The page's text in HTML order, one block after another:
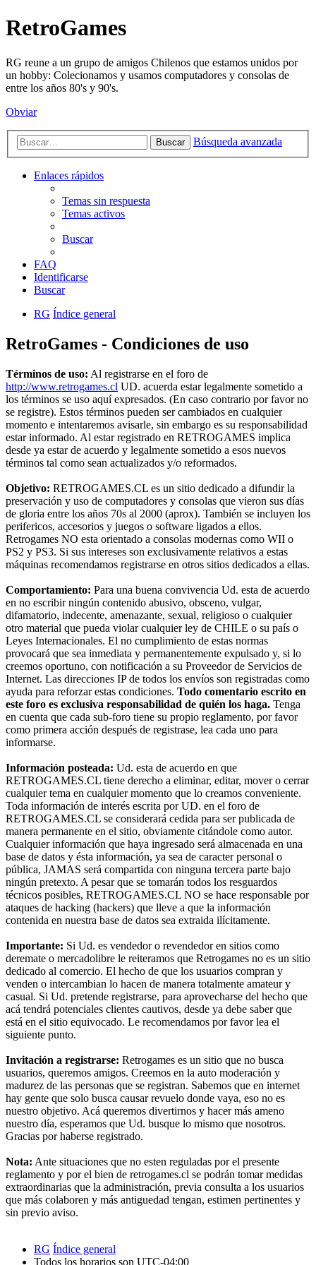
RetroGames
RG reune a un grupo de amigos Chilenos que estamos unidos por
un hobby: Colecionamos y usamos computadores y consolas de
entre los años 80's y 90's.
Obviar
Buscar Búsqueda avanzada
Enlaces rápidos
Temas sin respuesta
Temas activos
Buscar
FAQ
Identificarse
Buscar
RG Índice general
RetroGames - Condiciones de uso
Términos de uso: Al registrarse en el foro de
http://www.retrogames.cl UD. acuerda estar legalmente sometido a
los términos se uso aquí expresados. (En caso contrario por favor no
se registre). Estos términos pueden ser cambiados en cualquier
momento e intentaremos avisarle, sin embargo es su responsabilidad
estar informado. Al estar registrado en RETROGAMES implica
desde ya estar de acuerdo y legalmente sometido a esos nuevos
términos tal como sean actualizados y/o reformados.
Objetivo: RETROGAMES.CL es un sitio dedicado a difundir la
preservación y uso de computadores y consolas que vieron sus días
de gloria entre los años 70s al 2000 (aprox). También se incluyen los
perifericos, accesorios y juegos o software ligados a ellos.
Retrogames NO esta orientado a consolas modernas como WII o
PS2 y PS3. Si sus intereses son exclusivamente relativos a estas
máquinas recomendamos registrarse en otros sitios dedicados a ellas.
Comportamiento: Para una buena convivencia Ud. esta de acuerdo
en no escribir ningún contenido abusivo, obsceno, vulgar,
difamatorio, indecente, amenazante, sexual, religioso o cualquier
otro material que pueda violar cualquier ley de CHILE o su país o
Leyes Internacionales. El no cumplimiento de estas normas
provocará que sea inmediata y permanentemente expulsado y, si lo
creemos oportuno, con notificación a su Proveedor de Servicios de
Internet. Las direcciones IP de todos los envíos son registradas como
ayuda para reforzar estas condiciones. Todo comentario escrito en
este foro es exclusiva responsabilidad de quién los haga. Tenga
en cuenta que cada sub-foro tiene su propio reglamento, por favor
como primera acción después de registrase, lea cada uno para
informarse.
Información posteada: Ud. esta de acuerdo en que
RETROGAMES.CL tiene derecho a eliminar, editar, mover o cerrar
cualquier tema en cualquier momento que lo creamos conveniente.
Toda información de interés escrita por UD. en el foro de
RETROGAMES.CL se considerará cedida para ser publicada de
manera permanente en el sitio, obviamente citándole como autor.
Cualquier información que haya ingresado será almacenada en una
base de datos y ésta información, ya sea de caracter personal o
pública, JAMAS será compartida con ninguna tercera parte bajo
ningún pretexto. A pesar que se tomarán todos los resguardos
técnicos posibles, RETROGAMES.CL NO se hace responsable por
ataques de hacking (hackers) que lleve a que la información
contenida en nuestra base de datos sea extraida ilícitamente.
Importante: Si Ud. es vendedor o revendedor en sitios como
deremate o mercadolibre le reiteramos que Retrogames no es un sitio
dedicado al comercio. El hecho de que los usuarios compran y
venden o intercambian lo hacen de manera totalmente amateur y
casual. Si Ud. pretende registrarse, para aprovecharse del hecho que
acá tendrá potenciales clientes cautivos, desde ya debe saber que
está en el sitio equivocado. Le recomendamos por favor lea el
siguiente punto.
Invitación a registrarse: Retrogames es un sitio que no busca
usuarios, queremos amigos. Creemos en la auto moderación y
madurez de las personas que se registran. Sabemos que en internet
hay gente que solo busca causar revuelo donde vaya, eso no es
nuestro objetivo. Acá queremos divertirnos y hacer más ameno
nuestro día, esperamos que Ud. busque lo mismo que nosotros.
Gracias por haberse registrado.
Nota: Ante situaciones que no esten reguladas por el presente
reglamento y por el bien de retrogames.cl se podrán tomar medidas
extraordinarias que la administración, previa consulta a los usuarios
que más colaboren y más antiguedad tengan, estimen pertinentes y
sin previo aviso.
RG Índice general
Todos los horarios son UTC-04:00